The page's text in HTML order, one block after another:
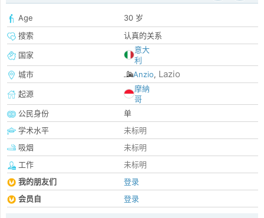
Age
30 岁
搜索
认真的关系
国家
意大
利
城市
Anzio, Lazio
起源
摩納
哥
公民身份
单
学术水平
未标明
吸烟
未标明
工作
未标明
我的朋友们
登录
会员自
登录